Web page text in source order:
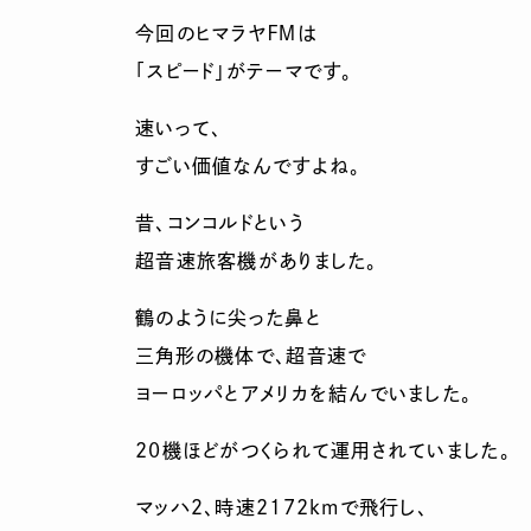
今回のヒマラヤＦＭは
「スピード」がテーマです。
速いって、
すごい価値なんですよね。
昔、コンコルドという
超音速旅客機がありました。
鶴のように尖った鼻と
三角形の機体で、超音速で
ヨーロッパとアメリカを結んでいました。
20機ほどがつくられて運用されていました。
マッハ２、時速2172kmで飛行し、